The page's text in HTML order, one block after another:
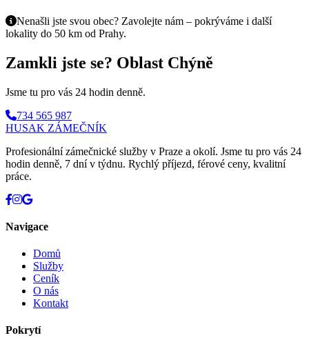
Nenašli jste svou obec? Zavolejte nám – pokrýváme i další
lokality do 50 km od Prahy.
Zamkli jste se? Oblast Chýně
Jsme tu pro vás 24 hodin denně.
734 565 987
HUSAK ZÁMEČNÍK
Profesionální zámečnické služby v Praze a okolí. Jsme tu pro vás 24
hodin denně, 7 dní v týdnu. Rychlý příjezd, férové ceny, kvalitní
práce.
Navigace
Domů
Služby
Ceník
O nás
Kontakt
Pokrytí